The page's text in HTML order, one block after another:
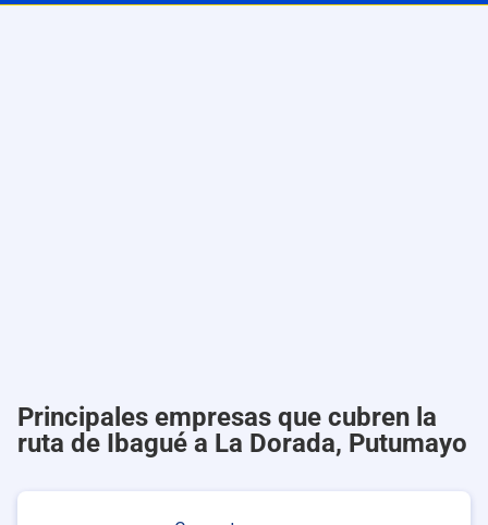
Principales empresas que cubren la
ruta de Ibagué a La Dorada, Putumayo